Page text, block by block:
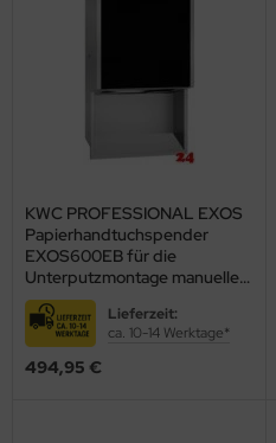
KWC PROFESSIONAL EXOS
Papierhandtuchspender
EXOS600EB für die
Unterputzmontage manueller
Betrieb (3600008903)
Lieferzeit:
ca. 10-14 Werktage*
494,95 €